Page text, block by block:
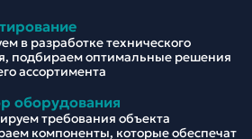
в разработке технического
подбираем оптимальные решения
ассортимента
оборудования
требования объекта
компоненты, которые обеспечат